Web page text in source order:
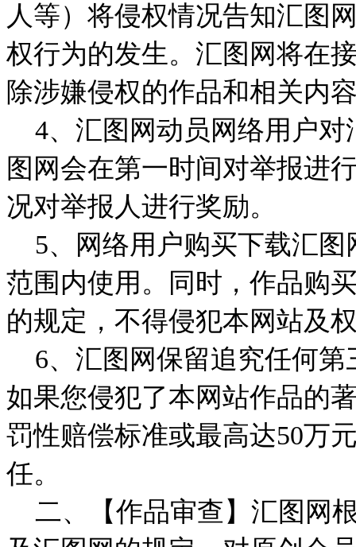
人等）将侵权情况告知汇图
权行为的发生。汇图网将在
除涉嫌侵权的作品和相关内
4、汇图网动员网络用户对
图网会在第一时间对举报进
况对举报人进行奖励。
5、网络用户购买下载汇图
范围内使用。同时，作品购
的规定，不得侵犯本网站及
6、汇图网保留追究任何第
如果您侵犯了本网站作品的
罚性赔偿标准或最高达50万
任。
二、【作品审查】汇图网